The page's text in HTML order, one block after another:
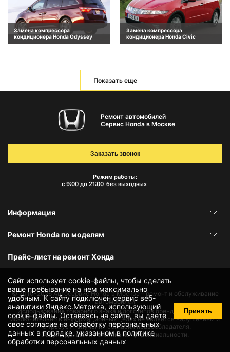
Замена компрессора
кондиционера Honda Odyssey
Замена компрессора
кондиционера Honda Civic
Показать еще
Сайт использует cookie-файлы, чтобы сделать
ваше пребывание на нем максимально
удобным. К cайту подключен сервис веб-
аналитики Яндекс.Метрика, использующий
cookie-файлы. Оставаясь на сайте, вы даете
своесогласие на обработку персональных
данных в порядке, указанном в политике
обработки персональных данных
Принять
Ремонт автомобилей
Сервис Honda в Москве
Режим работы:
с 9:00 до 21:00 без выходных
Заказать звонок
Информация
Ремонт Honda по моделям
Прайс-лист на ремонт Хонда
© 2010-2026Автосервис Honda в Москве – ремонт и обслуживание
автомобилей
Использование товарного знака и логотипов бренда происходит
исключительно в информационных целях не является нарушением и
не требует получения согласия правообладателя.
Защита данных и политика конфиденциальности.